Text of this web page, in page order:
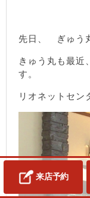
来店予約
先日、 ぎゅう
きゅう丸も最近
す。
リオネットセン